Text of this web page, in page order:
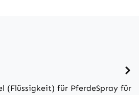
(Flüssigkeit) für PferdeSpray für